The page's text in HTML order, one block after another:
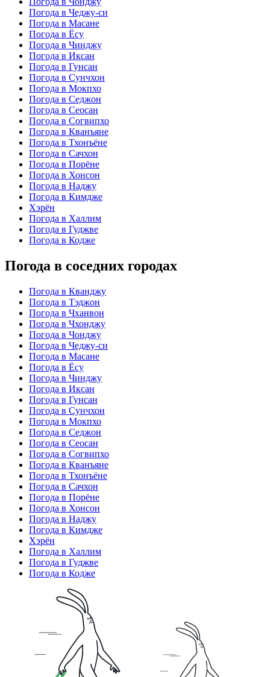
Погода в Чеджу-си
Погода в Масане
Погода в Ёсу
Погода в Чинджу
Погода в Иксан
Погода в Гунсан
Погода в Сунчхон
Погода в Мокпхо
Погода в Седжон
Погода в Сеосан
Погода в Согвипхо
Погода в Кванъяне
Погода в Тхонъёне
Погода в Сачхон
Погода в Порёне
Погода в Хонсон
Погода в Наджу
Погода в Кимдже
Хэрён
Погода в Халлим
Погода в Гуджве
Погода в Кодже
Погода в соседних городах
Погода в Кванджу
Погода в Тэджон
Погода в Чханвон
Погода в Чхонджу
Погода в Чонджу
Погода в Чеджу-си
Погода в Масане
Погода в Ёсу
Погода в Чинджу
Погода в Иксан
Погода в Гунсан
Погода в Сунчхон
Погода в Мокпхо
Погода в Седжон
Погода в Сеосан
Погода в Согвипхо
Погода в Кванъяне
Погода в Тхонъёне
Погода в Сачхон
Погода в Порёне
Погода в Хонсон
Погода в Наджу
Погода в Кимдже
Хэрён
Погода в Халлим
Погода в Гуджве
Погода в Кодже